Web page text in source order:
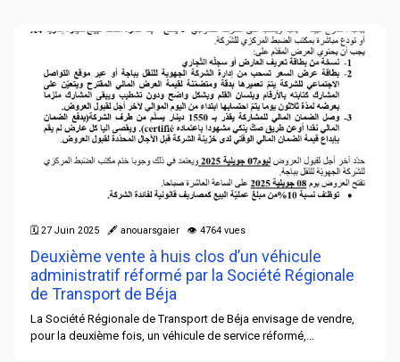
🗓 27 Juin 2025 🖋 anouarsgaier 👁 4764 vues
Deuxième vente à huis clos d’un véhicule
administratif réformé par la Société Régionale
de Transport de Béja
La Société Régionale de Transport de Béja envisage de vendre,
pour la deuxième fois, un véhicule de service réformé,...